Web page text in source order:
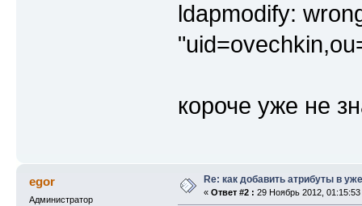
ldapmodify:
короче уже не
egor
Администратор
Re: как добавить атрибуты в
« Ответ #2 : 29 Ноябрь 2012, 01:15:53